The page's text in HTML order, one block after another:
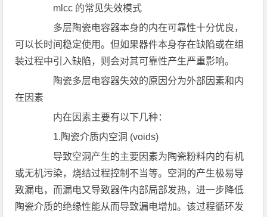
mlcc 的常见失效模式
多层陶瓷电容器本身的内在可靠性十分优良，
可以长时间稳定使用。但如果器件本身存在缺陷或在组
装过程中引入缺陷，则会对其可靠性产生严重影响。
陶瓷多层电容器失效的原因分为外部因素和内
在因素
内在因素主要有以下几种：
1.陶瓷介质内空洞 (voids)
导致空洞产生的主要因素为陶瓷粉料内的有机
或无机污染，烧结过程控制不当等。空洞的产生极易导
致漏电，而漏电又导致器件内部局部发热，进一步降低
陶瓷介质的绝缘性能从而导致漏电增加。该过程循环发